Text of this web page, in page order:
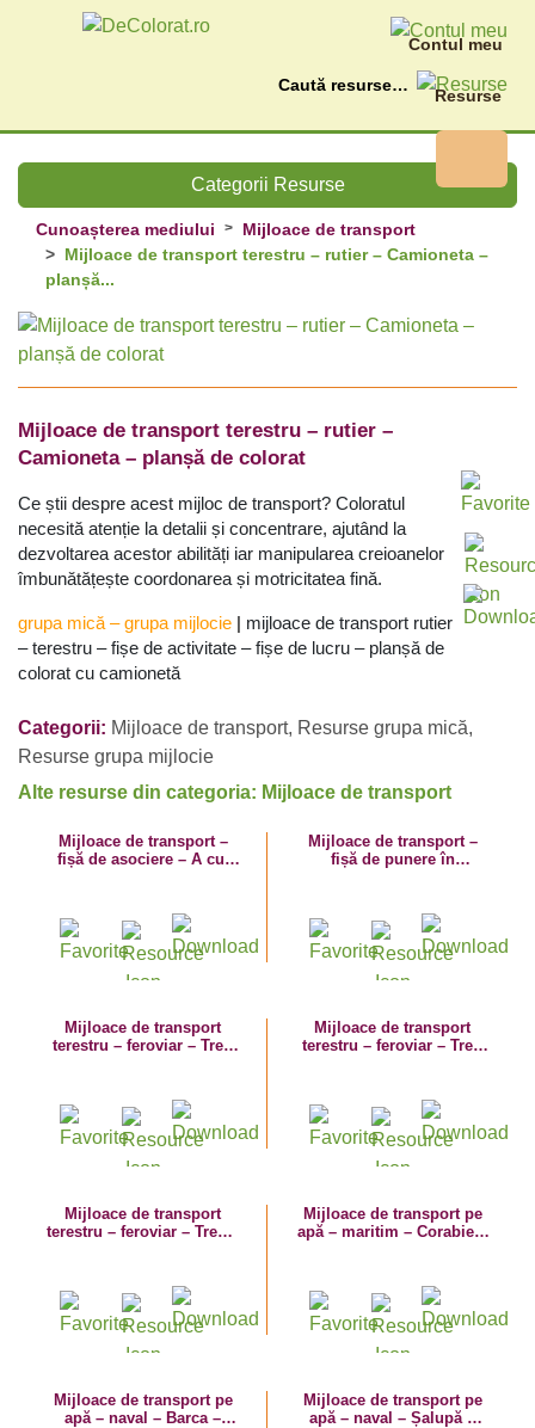
Contul meu
Resurse
Caută
Categorii Resurse
Cunoașterea mediului
Mijloace de transport
Mijloace de transport terestru – rutier – Camioneta –
planșă...
Mijloace de transport terestru – rutier –
Camioneta – planșă de colorat
Ce știi despre acest mijloc de transport? Coloratul
necesită atenție la detalii și concentrare, ajutând la
dezvoltarea acestor abilități iar manipularea creioanelor
îmbunătățește coordonarea și motricitatea fină.
grupa mică – grupa mijlocie | mijloace de transport rutier
– terestru – fișe de activitate – fișe de lucru – planșă de
colorat cu camionetă
Categorii: Mijloace de transport, Resurse grupa mică,
Resurse grupa mijlocie
Alte resurse din categoria: Mijloace de transport
Mijloace de transport –
fișă de asociere – A cui
Mijloace de transport –
fișă de punere în
Mijloace de transport
terestru – feroviar – Tren
Mijloace de transport
terestru – feroviar – Tren
Mijloace de transport
terestru – feroviar – Tren –
Mijloace de transport pe
apă – maritim – Corabie –
Mijloace de transport pe
apă – naval – Barca –
Mijloace de transport pe
apă – naval – Șalupă –